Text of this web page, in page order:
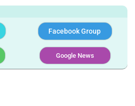
Facebook Group
Google News